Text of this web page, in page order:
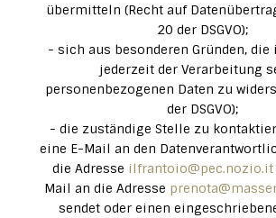
übermitteln (Recht auf
20 der DSGVO);
- sich aus besonderen Gründen, die
jederzeit der Verarbeitung
personenbezogenen Daten zu
der DSGVO);
- die zuständige Stelle zu
eine E-Mail an den
die Adresse ilfrantoio@pec.nozio.it
Mail an die Adresse
sendet oder einen